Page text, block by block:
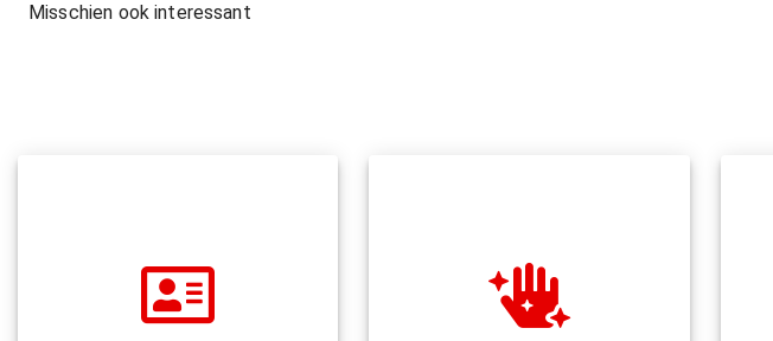
Misschien ook interessant